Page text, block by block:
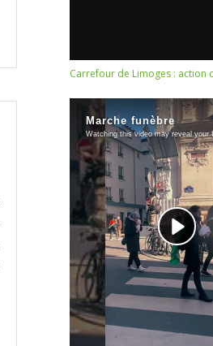
Carrefour de Limoges : action